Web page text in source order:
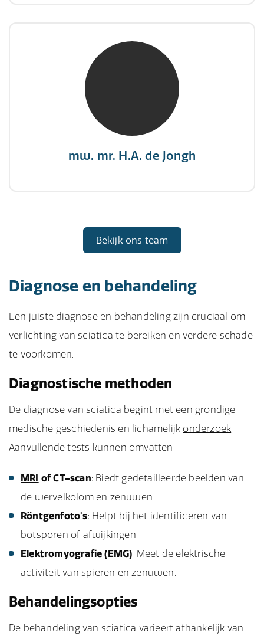
mw. mr. H.A. de Jongh
mw. mr. H.A. de Jongh
NIVRE Register-Expert
"There is no elevator to succes, you need to
Bekijk ons team
Diagnose en behandeling
Een juiste diagnose en behandeling zijn cruciaal om
verlichting van sciatica te bereiken en verdere schade
te voorkomen.
Diagnostische methoden
De diagnose van sciatica begint met een grondige
medische geschiedenis en lichamelijk onderzoek.
Aanvullende tests kunnen omvatten:
MRI of CT-scan: Biedt gedetailleerde beelden van
de wervelkolom en zenuwen.
Röntgenfoto's: Helpt bij het identificeren van
botsporen of afwijkingen.
Elektromyografie (EMG): Meet de elektrische
activiteit van spieren en zenuwen.
Behandelingsopties
De behandeling van sciatica varieert afhankelijk van